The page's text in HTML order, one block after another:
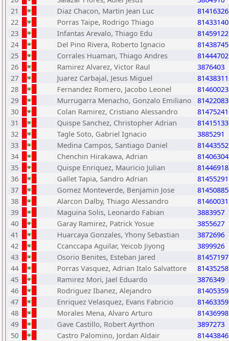
21
Diaz Chacon, Martin Jean Luc 81416326
22
Porras Taipe, Rodrigo Thiago 81433140
23
Infantas Arevalo, Thiago Edu 81459122
24
Del Pino Rivera, Roberto Ignacio 81438745
25
Corrales Huaman, Thiago Andres 81444702
26
Ramirez Alvarez, Victor Raul 3876403
27
Juarez Carbajal, Jesus Miguel 81438311
28
Fernandez Romero, Jacobo Leonel 81460023
29
Murrugarra Menacho, Gonzalo Emiliano 81422083
30
Colan Ramirez, Cristiano Alessandro 81475241
31
Quispe Sanchez, Christopher Adrian 81415133
32
Tagle Soto, Gabriel Ignacio 3885291
33
Medina Campos, Santiago Daniel 81443552
34
Chenchin Hirakawa, Adrian 81406304
35
Quispe Enriquez, Mauricio Julian 81446918
36
Gallet Tapia, Sandro Adrian 81455291
37
Gomez Monteverde, Benjamin Jose 81450885
38
Alarcon Dalby, Thiago Alessandro 81460031
39
Maguina Solis, Leonardo Fabian 3883957
40
Garay Ramirez, Patrick Yosue 3855627
41
Huarcaya Gonzales, Yhony Sebastian 3872696
42
Ccanccapa Aguilar, Yeicob Jiyong 3899926
43
Osorio Benites, Esteban Jared 81457197
44
Porras Vasquez, Adrian Italo Salvattore 81435258
45
Ramirez Mori, Jael Eduardo 3876349
46
Rodriguez Ibanez, Alejandro 81405359
47
Enriquez Velasquez, Evans Fabricio 81463359
48
Morales Mena, Alvaro Arturo 81436998
49
Gave Castillo, Robert Ayrthon 3897273
50
Castro Palomino, Jordan Aldair 81443846